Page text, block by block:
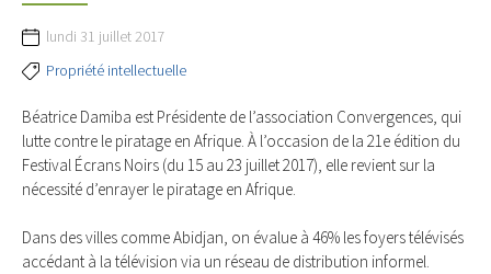
lundi 31 juillet 2017
Propriété intellectuelle
Béatrice Damiba est Présidente de l’association Convergences, qui
lutte contre le piratage en Afrique. À l’occasion de la 21e édition du
Festival Écrans Noirs (du 15 au 23 juillet 2017), elle revient sur la
nécessité d’enrayer le piratage en Afrique.
Dans des villes comme Abidjan, on évalue à 46% les foyers télévisés
accédant à la télévision via un réseau de distribution informel.